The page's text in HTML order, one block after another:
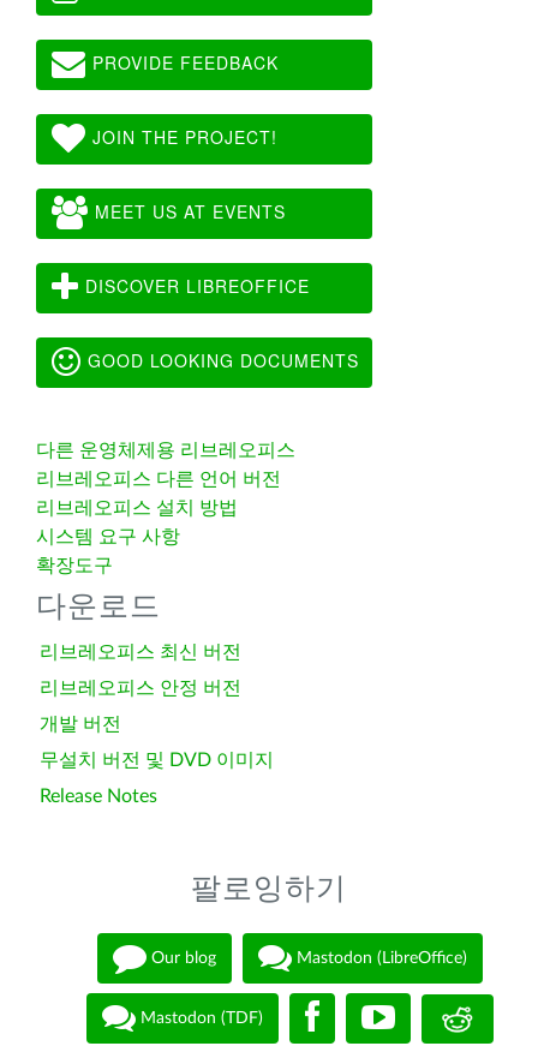
PROVIDE FEEDBACK
JOIN THE PROJECT!
MEET US AT EVENTS
DISCOVER LIBREOFFICE
GOOD LOOKING DOCUMENTS
다른 운영체제용 리브레오피스
리브레오피스 다른 언어 버전
리브레오피스 설치 방법
시스템 요구 사항
확장도구
다운로드
리브레오피스 최신 버전
리브레오피스 안정 버전
개발 버전
무설치 버전 및 DVD 이미지
Release Notes
팔로잉하기
Our blog Mastodon (LibreOffice)
Mastodon (TDF)